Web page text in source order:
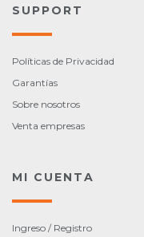
SUPPORT
Políticas de Privacidad
Garantías
Sobre nosotros
Venta empresas
MI CUENTA
Ingreso / Registro